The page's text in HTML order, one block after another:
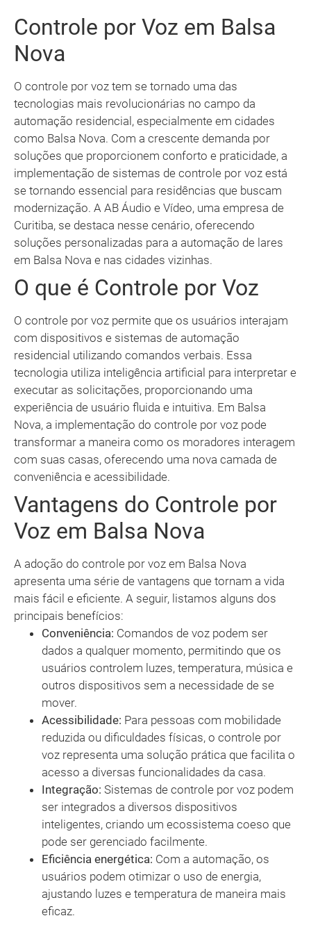
Controle por Voz em Balsa
Nova
O controle por voz tem se tornado uma das
tecnologias mais revolucionárias no campo da
automação residencial, especialmente em cidades
como Balsa Nova. Com a crescente demanda por
soluções que proporcionem conforto e praticidade, a
implementação de sistemas de controle por voz está
se tornando essencial para residências que buscam
modernização. A AB Áudio e Vídeo, uma empresa de
Curitiba, se destaca nesse cenário, oferecendo
soluções personalizadas para a automação de lares
em Balsa Nova e nas cidades vizinhas.
O que é Controle por Voz
O controle por voz permite que os usuários interajam
com dispositivos e sistemas de automação
residencial utilizando comandos verbais. Essa
tecnologia utiliza inteligência artificial para interpretar e
executar as solicitações, proporcionando uma
experiência de usuário fluida e intuitiva. Em Balsa
Nova, a implementação do controle por voz pode
transformar a maneira como os moradores interagem
com suas casas, oferecendo uma nova camada de
conveniência e acessibilidade.
Vantagens do Controle por
Voz em Balsa Nova
A adoção do controle por voz em Balsa Nova
apresenta uma série de vantagens que tornam a vida
mais fácil e eficiente. A seguir, listamos alguns dos
principais benefícios:
Conveniência: Comandos de voz podem ser
dados a qualquer momento, permitindo que os
usuários controlem luzes, temperatura, música e
outros dispositivos sem a necessidade de se
mover.
Acessibilidade: Para pessoas com mobilidade
reduzida ou dificuldades físicas, o controle por
voz representa uma solução prática que facilita o
acesso a diversas funcionalidades da casa.
Integração: Sistemas de controle por voz podem
ser integrados a diversos dispositivos
inteligentes, criando um ecossistema coeso que
pode ser gerenciado facilmente.
Eficiência energética: Com a automação, os
usuários podem otimizar o uso de energia,
ajustando luzes e temperatura de maneira mais
eficaz.